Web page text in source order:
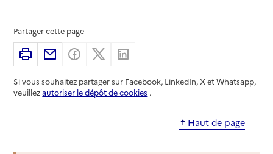
Partager cette page
ImprimerPartager par email
Partager sur Facebook
Partager sur X
Si vous souhaitez partager sur Facebook, LinkedIn, X et Whatsapp,
veuillezautoriser le dépôt de cookies .
Haut de page